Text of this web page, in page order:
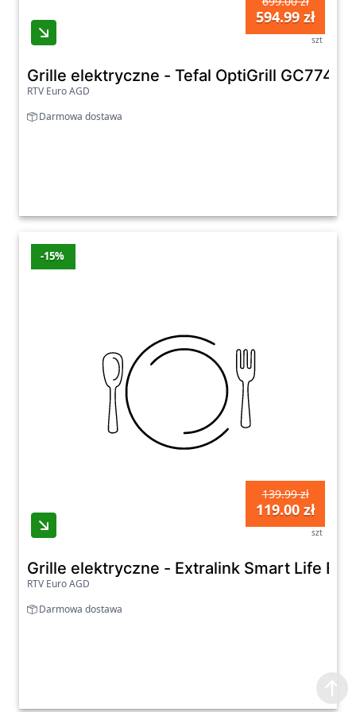
594.99 zł
szt
Grille elektryczne - Tefal OptiGrill
RTV Euro AGD
Darmowa dostawa
-15%
139.99 zł
119.00 zł
szt
Grille elektryczne - Extralink Smart Life
RTV Euro AGD
Darmowa dostawa